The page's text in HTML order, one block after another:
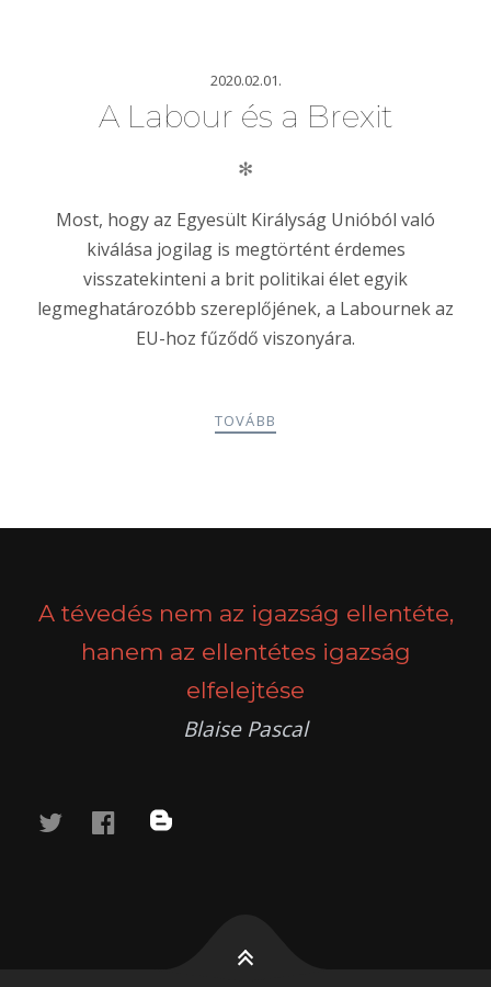
2020.02.01.
A Labour és a Brexit
✻
Most, hogy az Egyesült Királyság Unióból való
kiválása jogilag is megtörtént érdemes
visszatekinteni a brit politikai élet egyik
legmeghatározóbb szereplőjének, a Labournek az
EU-hoz fűződő viszonyára.
TOVÁBB
A tévedés nem az igazság ellentéte,
hanem az ellentétes igazság
elfelejtése
Blaise Pascal
twitterfacebook
blog